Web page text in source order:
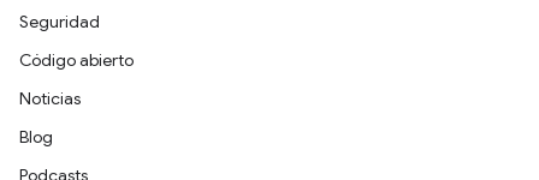
Seguridad
Código abierto
Noticias
Blog
Podcasts